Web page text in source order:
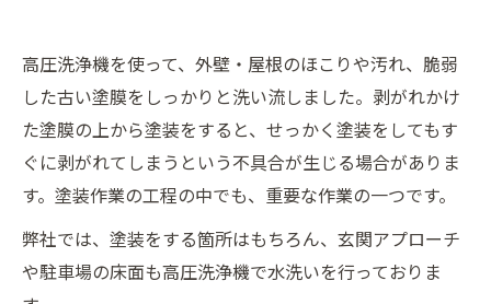
高圧洗浄機を使って、外壁・屋根のほこりや汚れ、脆弱
した古い塗膜をしっかりと洗い流しました。剥がれかけ
た塗膜の上から塗装をすると、せっかく塗装をしてもす
ぐに剥がれてしまうという不具合が生じる場合がありま
す。塗装作業の工程の中でも、重要な作業の一つです。
弊社では、塗装をする箇所はもちろん、玄関アプローチ
や駐車場の床面も高圧洗浄機で水洗いを行っておりま